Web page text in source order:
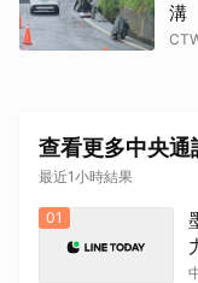
溝
查看更多中央通
最近1小時結果
01